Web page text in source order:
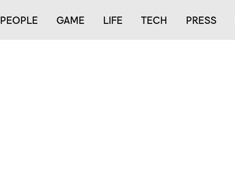
PEOPLE GAME LIFE TECH PRESS